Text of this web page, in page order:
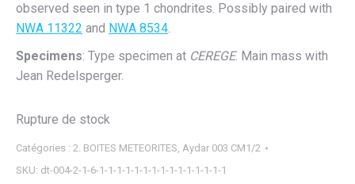
observed seen in type 1 chondrites. Possibly paired with
NWA 11322 and NWA 8534.
Specimens: Type specimen at CEREGE. Main mass with
Jean Redelsperger.
Rupture de stock
Catégories : 2. BOITES METEORITES, Aydar 003 CM1/2
SKU: dt-004-2-1-6-1-1-1-1-1-1-1-1-1-1-1-1-1-1-1